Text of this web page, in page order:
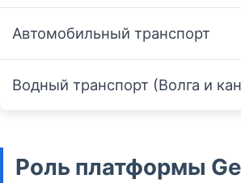
Автомобильный транспорт
Водный транспорт (Волга и
Роль платформы